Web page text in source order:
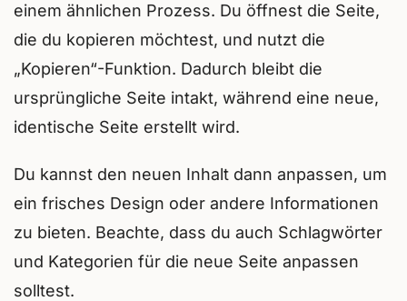
einem ähnlichen Prozess. Du öffnest die Seite,
die du kopieren möchtest, und nutzt die
„Kopieren“-Funktion. Dadurch bleibt die
ursprüngliche Seite intakt, während eine neue,
identische Seite erstellt wird.
Du kannst den neuen Inhalt dann anpassen, um
ein frisches Design oder andere Informationen
zu bieten. Beachte, dass du auch Schlagwörter
und Kategorien für die neue Seite anpassen
solltest.